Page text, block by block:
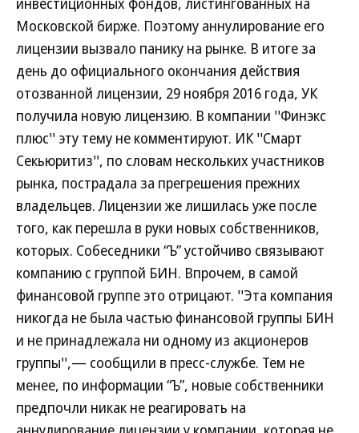
Московской бирже. Поэтому аннулирование его
лицензии вызвало панику на рынке. В итоге за
день до официального окончания действия
отозванной лицензии, 29 ноября 2016 года, УК
получила новую лицензию. В компании ''Финэкс
плюс'' эту тему не комментируют. ИК ''Смарт
Секьюритиз'', по словам нескольких участников
рынка, пострадала за прегрешения прежних
владельцев. Лицензии же лишилась уже после
того, как перешла в руки новых собственников,
которых. Собеседники “Ъ” устойчиво связывают
компанию с группой БИН. Впрочем, в самой
финансовой группе это отрицают. ''Эта компания
никогда не была частью финансовой группы БИН
и не принадлежала ни одному из акционеров
группы'',— сообщили в пресс-службе. Тем не
менее, по информации “Ъ”, новые собственники
предпочли никак не реагировать на